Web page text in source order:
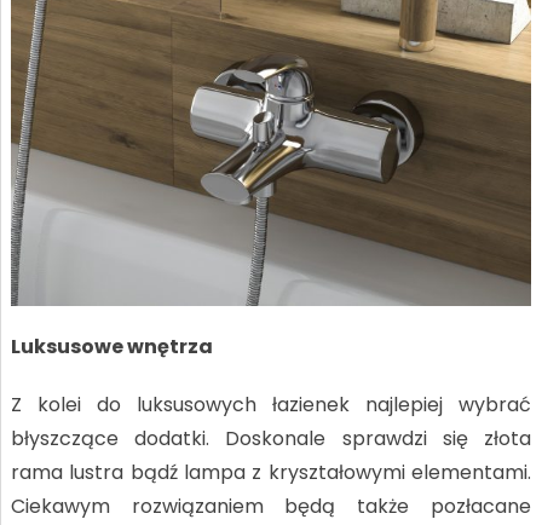
Luksusowe wnętrza
Z kolei do luksusowych łazienek najlepiej wybrać
błyszczące dodatki. Doskonale sprawdzi się złota
rama lustra bądź lampa z kryształowymi elementami.
Ciekawym rozwiązaniem będą także pozłacane